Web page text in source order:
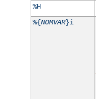
%H
%{NOMVAR}i